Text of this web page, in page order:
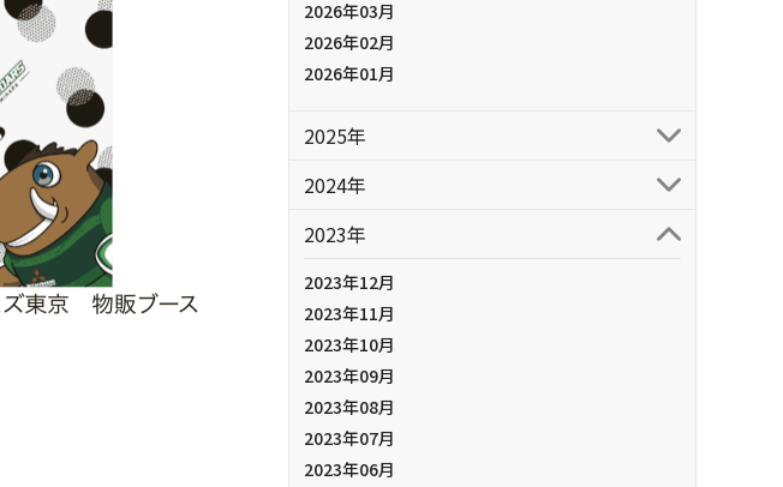
2026年03月
2026年02月
2026年01月
2025年
2024年
2023年
2023年12月
2023年11月
2023年10月
2023年09月
2023年08月
2023年07月
2023年06月